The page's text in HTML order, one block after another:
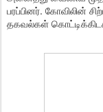
பரப்பினர். கோவிலின்
தகவல்கள்